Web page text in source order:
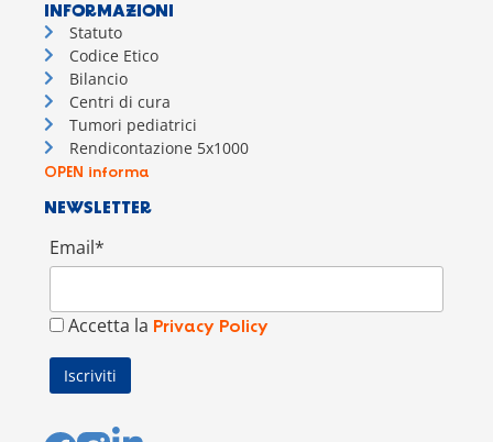
INFORMAZIONI
Statuto
Codice Etico
Bilancio
Centri di cura
Tumori pediatrici
Rendicontazione 5x1000
OPEN informa
NEWSLETTER
Email*
Accetta la Privacy Policy